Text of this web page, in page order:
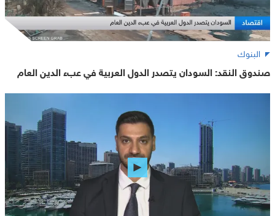
البنوك
صندوق النقد: السودان يتصدر الدول العربية في عبء الدين العام